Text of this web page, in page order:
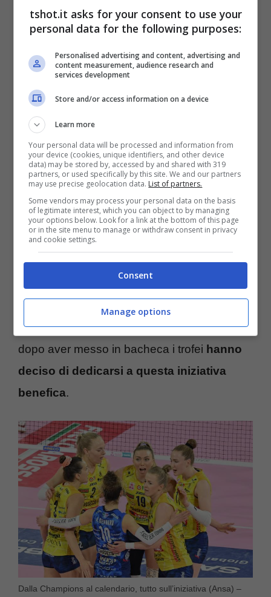
cosa è stato deciso di fare.
Dalla Champions League al
sexy calendario: tutto
quello che c’è da sapere
sull’iniziativa
Il 2024 è stato un anno di grandi
soddisfazioni per il Conegliano che ha vinto
praticamente tutto quello che c’era da
vincere, non solo la Champions League,
facendo registrare l’incredibile record di
Trionfo a dir poco eccezionale, dunque, per
le ragazze soprannominateLe Pantereche
dopo aver messo in bacheca i trofei hanno
deciso di dedicarsi a questa iniziativa
benefica.
Dalla Champions al calendario, tutto sull’iniziativa (Ansa) –
tshot.it asks for your consent to use your
personal data for the following purposes:
Personalised advertising and content, advertising and
content measurement, audience research and
services development
Store and/or access information on a device
Learn more
Your personal data will be processed and information from
your device (cookies, unique identifiers, and other device
data) may be stored by, accessed by and shared with 319
partners, or used specifically by this site. We and our partners
may use precise geolocation data. List of partners.
Some vendors may process your personal data on the basis
of legitimate interest, which you can object to by managing
your options below. Look for a link at the bottom of this page
or in the site menu to manage or withdraw consent in privacy
and cookie settings.
Consent
Manage options